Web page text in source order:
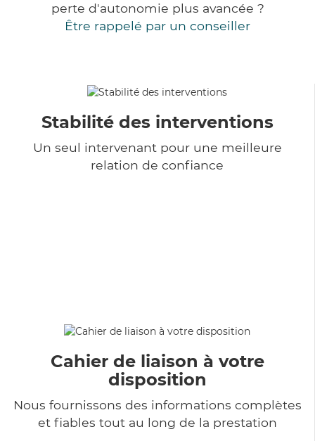
perte d'autonomie plus avancée ?
Être rappelé par un conseiller
Stabilité des interventions
Un seul intervenant pour une meilleure
relation de confiance
Cahier de liaison à votre
disposition
Nous fournissons des informations complètes
et fiables tout au long de la prestation